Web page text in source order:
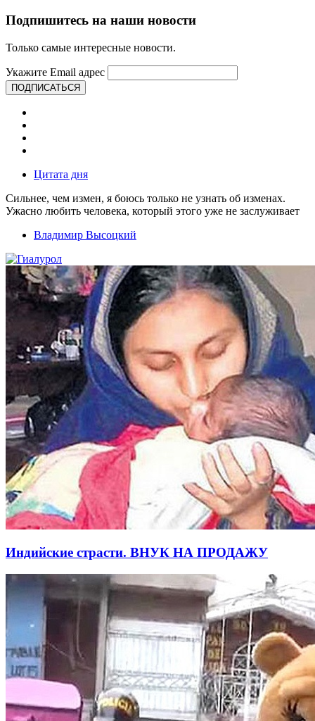
Подпишитесь на наши новости
Только самые интересные новости.
Укажите Email адрес
ПОДПИСАТЬСЯ
Цитата дня
Сильнее, чем измен, я боюсь только не узнать об изменах.
Ужасно любить человека, который этого уже не заслуживает
Владимир Высоцкий
Индийские страсти. ВНУК НА ПРОДАЖУ